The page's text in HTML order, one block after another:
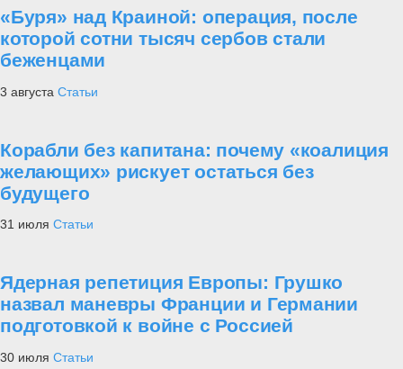
«Буря» над Краиной: операция, после
которой сотни тысяч сербов стали
беженцами
3 августа Статьи
Корабли без капитана: почему «коалиция
желающих» рискует остаться без
будущего
31 июля Статьи
Ядерная репетиция Европы: Грушко
назвал маневры Франции и Германии
подготовкой к войне с Россией
30 июля Статьи